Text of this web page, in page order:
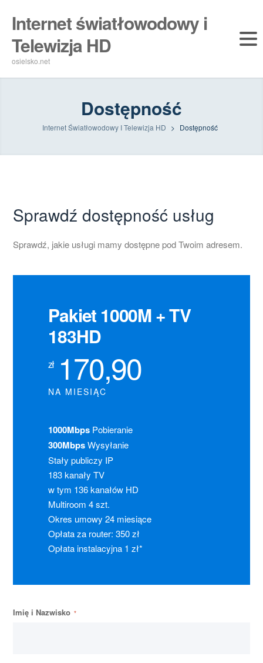
Internet światłowodowy i
Telewizja HD
osielsko.net
Dostępność
Internet Światłowodowy I Telewizja HD > Dostępność
Sprawdź dostępność usług
Sprawdź, jakie usługi mamy dostępne pod Twoim adresem.
Pakiet 1000M + TV
183HD
zł 170,90
NA MIESIĄC
1000Mbps Pobieranie
300MbpsWysyłanie
Stały publiczy IP
183 kanały TV
w tym 136 kanałów HD
Multiroom 4 szt.
Okres umowy 24 miesiące
Opłata za router: 350 zł
Opłata instalacyjna 1 zł*
Imię i Nazwisko